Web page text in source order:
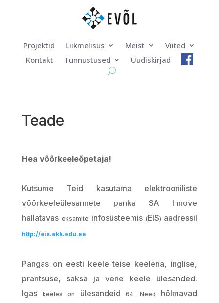
Projektid Liikmelisus Meist
Viited
Kontakt
Tunnustused Uudiskirjad
Teade
Hea võõrkeeleõpetaja!
Kutsume Teid kasutama
elektrooniliste
võõrkeeleülesannete
panka SA Innove
hallatavas eksamite infosüsteemis (EIS) aadressil
http://eis.ekk.edu.ee
Pangason eesti keele teise keelena, inglise,
prantsuse, saksa ja vene keele ülesanded.
Igas
keeles on ülesandeid 64. Need hõlmavad